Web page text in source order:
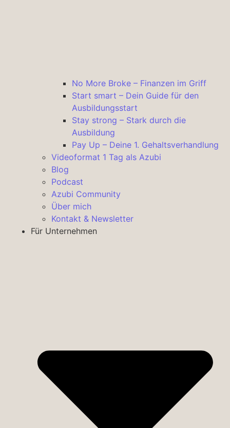
No More Broke – Finanzen im Griff
Start smart – Dein Guide für den
Ausbildungsstart
Stay strong – Stark durch die
Ausbildung
Pay Up – Deine 1. Gehaltsverhandlung
Videoformat 1 Tag als Azubi
Blog
Podcast
Azubi Community
Über mich
Kontakt & Newsletter
Für Unternehmen